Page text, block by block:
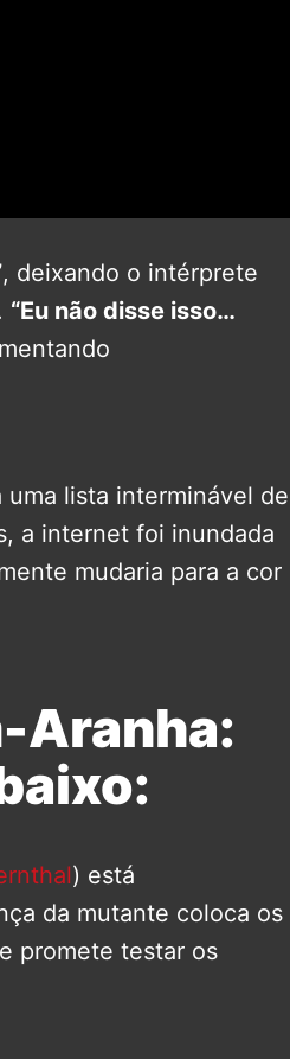
, deixando o intérprete
“Eu não disse isso…
lista interminável de
a internet foi inundada
mudaria para a cor
Aranha:
) está
da mutante coloca os
promete testar os